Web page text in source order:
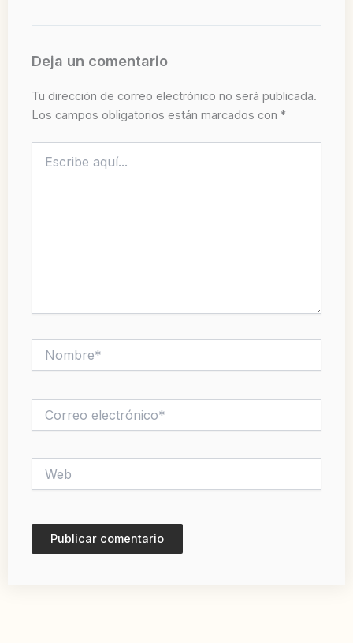
Deja un comentario
Tu dirección de correo electrónico no será publicada.
Los campos obligatorios están marcados con *
aquí...
electrónico*